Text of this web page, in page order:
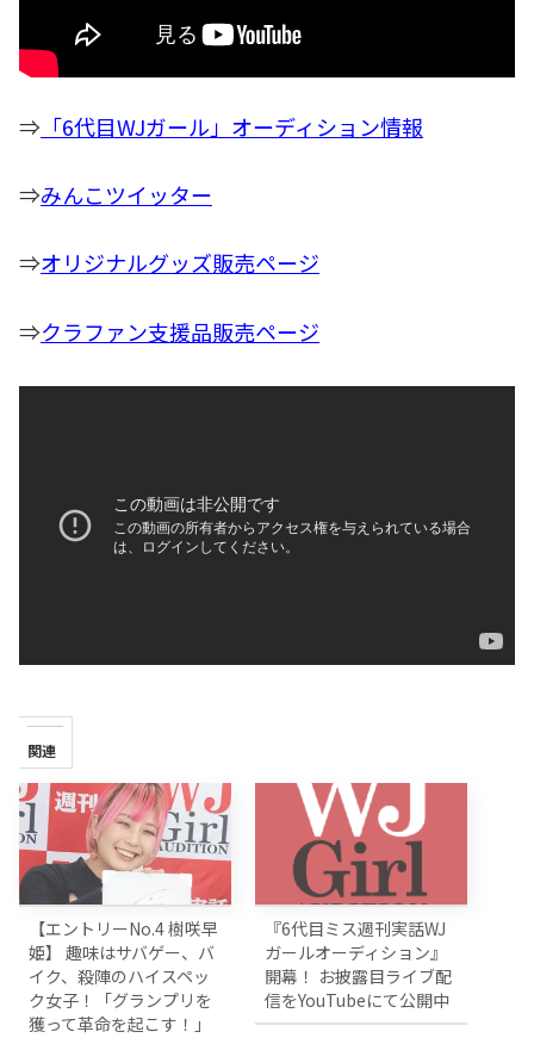
⇒ 「6代目WJガール」オーディション情報
⇒みんこツイッター
⇒オリジナルグッズ販売ページ
⇒クラファン支援品販売ページ
関連
【エントリーNo.4 樹咲早
姫】 趣味はサバゲー、バ
イク、殺陣のハイスペッ
ク女子！「グランプリを
獲って革命を起こす！」
『6代目ミス週刊実話WJ
ガールオーディション』
開幕！ お披露目ライブ配
信をYouTubeにて公開中